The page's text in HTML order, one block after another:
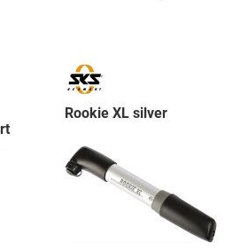
Rookie XL silver